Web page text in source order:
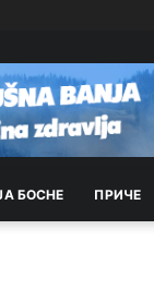
БОСНЕ ПРИЧЕ